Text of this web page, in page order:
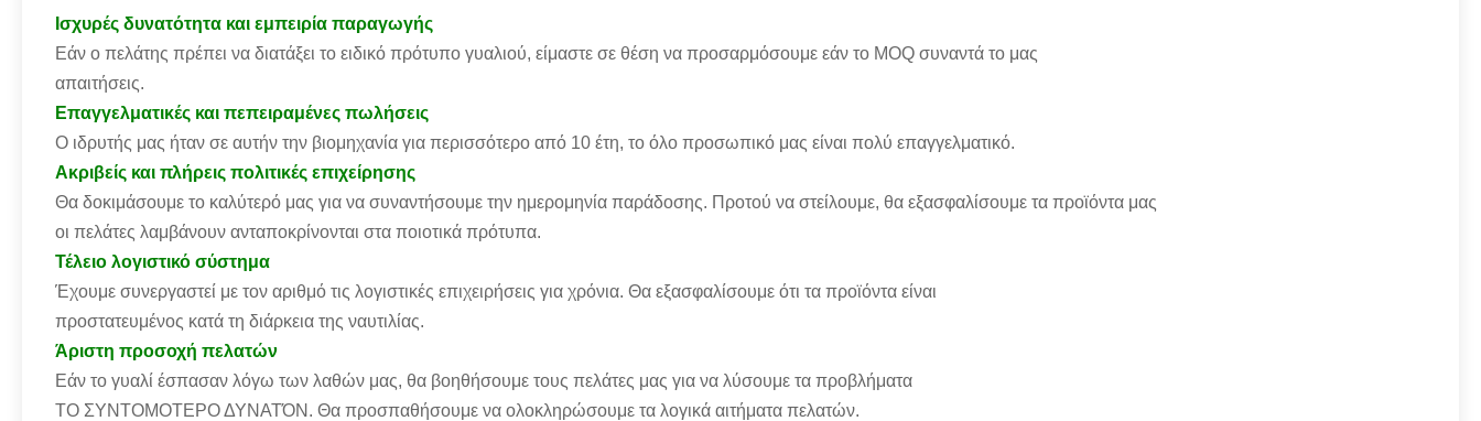
Ισχυρές δυνατότητα και εμπειρία παραγωγής
Εάν ο πελάτης πρέπει να διατάξει το ειδικό πρότυπο γυαλιού, είμαστε σε θέση να προσαρμόσουμε εάν το MOQ συναντά το μας
απαιτήσεις.
Επαγγελματικές και πεπειραμένες πωλήσεις
Ο ιδρυτής μας ήταν σε αυτήν την βιομηχανία για περισσότερο από 10 έτη, το όλο προσωπικό μας είναι πολύ επαγγελματικό.
Ακριβείς και πλήρεις πολιτικές επιχείρησης
Θα δοκιμάσουμε το καλύτερό μας για να συναντήσουμε την ημερομηνία παράδοσης. Προτού να στείλουμε, θα εξασφαλίσουμε τα προϊόντα μας
οι πελάτες λαμβάνουν ανταποκρίνονται στα ποιοτικά πρότυπα.
Τέλειο λογιστικό σύστημα
Έχουμε συνεργαστεί με τον αριθμό τις λογιστικές επιχειρήσεις για χρόνια. Θα εξασφαλίσουμε ότι τα προϊόντα είναι
προστατευμένος κατά τη διάρκεια της ναυτιλίας.
Άριστη προσοχή πελατών
Εάν το γυαλί έσπασαν λόγω των λαθών μας, θα βοηθήσουμε τους πελάτες μας για να λύσουμε τα προβλήματα
ΤΟ ΣΥΝΤΟΜΟΤΕΡΟ ΔΥΝΑΤΌΝ. Θα προσπαθήσουμε να ολοκληρώσουμε τα λογικά αιτήματα πελατών.